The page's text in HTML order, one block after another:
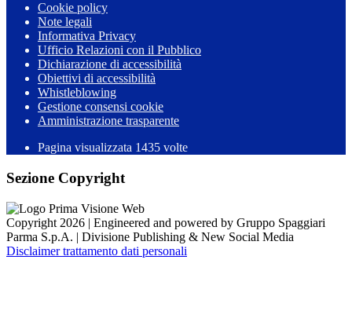
Cookie policy
Note legali
Informativa Privacy
Ufficio Relazioni con il Pubblico
Dichiarazione di accessibilità
Obiettivi di accessibilità
Whistleblowing
Gestione consensi cookie
Amministrazione trasparente
Pagina visualizzata 1435 volte
Sezione Copyright
Copyright 2026 | Engineered and powered by Gruppo Spaggiari
Parma S.p.A. | Divisione Publishing & New Social Media
Disclaimer trattamento dati personali